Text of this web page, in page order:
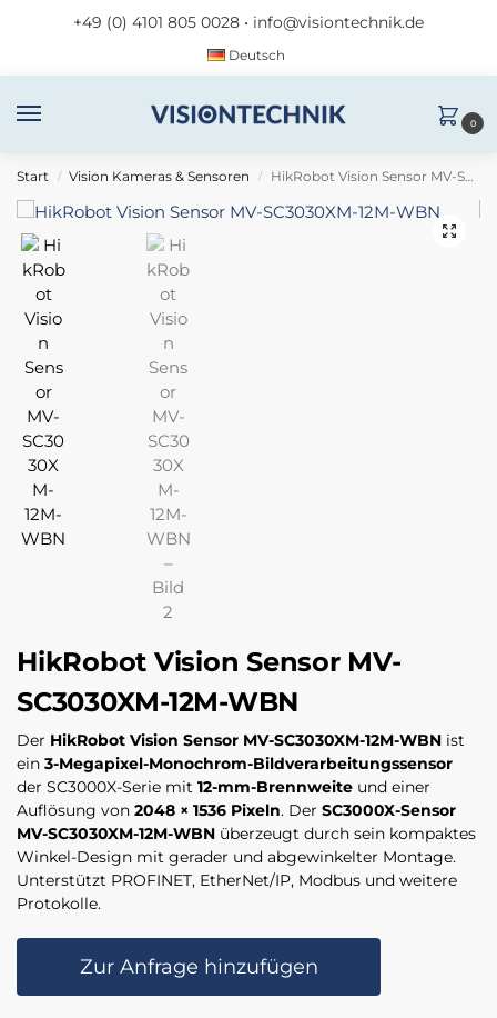
+49 (0) 4101 805 0028 • info@visiontechnik.de
Deutsch
0
Start / Vision Kameras & Sensoren / HikRobot Vision Sensor MV-SC3030XM-12M-WBN
HikRobot Vision Sensor MV-
SC3030XM-12M-WBN
Der HikRobot Vision Sensor MV-SC3030XM-12M-WBN ist
ein 3-Megapixel-Monochrom-Bildverarbeitungssensor
der SC3000X-Serie mit 12-mm-Brennweite und einer
Auflösung von 2048 × 1536 Pixeln. Der SC3000X-Sensor
MV-SC3030XM-12M-WBN überzeugt durch sein kompaktes
Winkel-Design mit gerader und abgewinkelter Montage.
Unterstützt PROFINET, EtherNet/IP, Modbus und weitere
Protokolle.
Zur Anfrage hinzufügen